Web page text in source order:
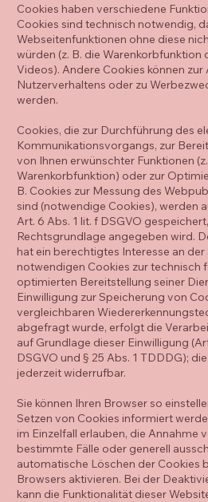
Cookies haben verschiedene
Cookies sind technisch notwendig,
Webseitenfunktionen ohne diese
würden (z. B. die Warenkorbfunktion
Videos). Andere Cookies können zur
Nutzerverhaltens oder zu
werden.
Cookies, die zur Durchführung des
Kommunikationsvorgangs, zur
von Ihnen erwünschter Funktionen
Warenkorbfunktion) oder zur
B. Cookies zur Messung des
sind (notwendige Cookies), werden
Art. 6 Abs. 1 lit. f DSGVO
Rechtsgrundlage angegeben wird.
hat ein berechtigtes Interesse an
notwendigen Cookies zur technisch
optimierten Bereitstellung seiner
Einwilligung zur Speicherung von
vergleichbaren
abgefragt wurde, erfolgt die
auf Grundlage dieser Einwilligung
DSGVO und § 25 Abs. 1 TDDDG);
jederzeit widerrufbar.
Sie können Ihren Browser so
Setzen von Cookies informiert
im Einzelfall erlauben, die Annahme
bestimmte Fälle oder generell
automatische Löschen der Cookies
Browsers aktivieren. Bei der
kann die Funktionalität dieser